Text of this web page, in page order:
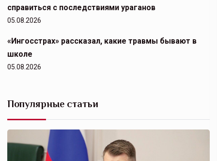
справиться с последствиями ураганов
05.08.2026
«Ингосстрах» рассказал, какие травмы бывают в
школе
05.08.2026
Популярные статьи